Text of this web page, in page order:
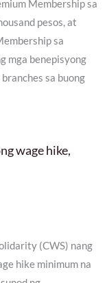
Membership sa
pesos, at
sa
mga benepisyong
sa buong
wage hike,
(CWS) nang
hike minimum na